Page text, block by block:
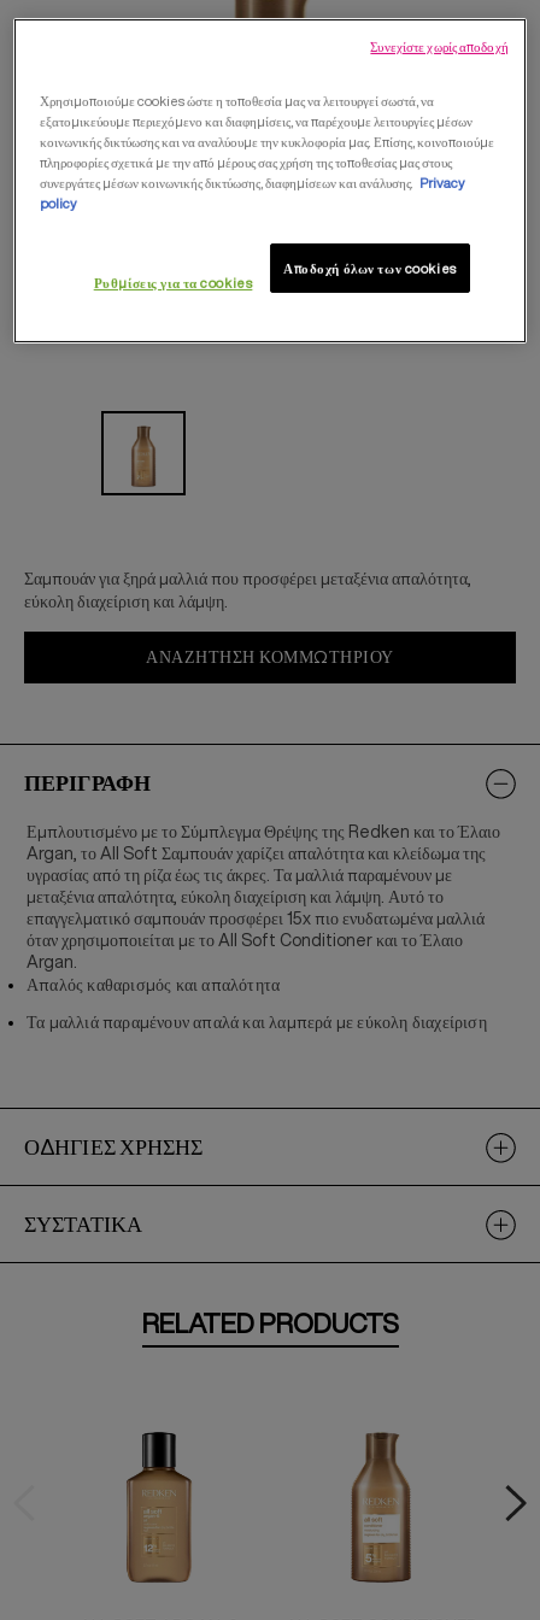
Σαμπουάν για ξηρά μαλλιά που προσφέρει μεταξένια απαλότητα,
εύκολη διαχείριση και λάμψη.
ΑΝΑΖΉΤΗΣΗ ΚΟΜΜΩΤΗΡΊΟΥ
ΠΕΡΙΓΡΑΦΗ
Εμπλουτισμένο με το Σύμπλεγμα Θρέψης της Redken και το Έλαιο
Argan, το All Soft Σαμπουάν χαρίζει απαλότητα και κλείδωμα της
υγρασίας από τη ρίζα έως τις άκρες. Τα μαλλιά παραμένουν με
μεταξένια απαλότητα, εύκολη διαχείριση και λάμψη. Αυτό το
επαγγελματικό σαμπουάν προσφέρει 15x πιο ενυδατωμένα μαλλιά
όταν χρησιμοποιείται με το All Soft Conditioner και το Έλαιο
Argan.
Απαλός καθαρισμός και απαλότητα
Τα μαλλιά παραμένουν απαλά και λαμπερά με εύκολη διαχείριση
ΟΔΗΓΙΕΣ ΧΡΗΣΗΣ
ΣΥΣΤΑΤΙΚΑ
RELATED PRODUCTS
Χρησιμοποιούμε cookies ώστε η τοποθεσία μας να λειτουργεί σωστά, να
εξατομικεύουμε περιεχόμενο και διαφημίσεις, να παρέχουμε λειτουργίες μέσων
κοινωνικής δικτύωσης και να αναλύουμε την κυκλοφορία μας. Επίσης, κοινοποιούμε
πληροφορίες σχετικά με την από μέρους σας χρήση της τοποθεσίας μας στους
συνεργάτες μέσων κοινωνικής δικτύωσης, διαφημίσεων και ανάλυσης.
Privacy
policy
Ρυθμίσεις για τα cookies
Αποδοχή όλων των cookies
Συνεχίστε χωρίς αποδοχή